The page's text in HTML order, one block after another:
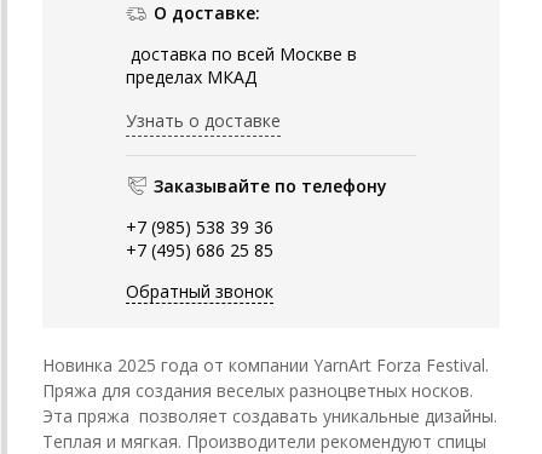
О доставке:
доставка по всей Москве в
пределах МКАД
Узнать о доставке
Заказывайте по телефону
+7 (985) 538 39 36
+7 (495) 686 25 85
Обратный звонок
Новинка 2025 года от компании YarnArt Forza Festival.
Пряжа для создания веселых разноцветных носков.
Эта пряжа позволяет создавать уникальные дизайны.
Теплая и мягкая. Производители рекомендуют спицы